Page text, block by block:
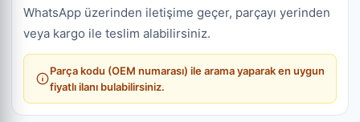
WhatsApp üzerinden iletişime geçer, parçayı yerinden
veya kargo ile teslim alabilirsiniz.
Parça kodu (OEM numarası) ile arama yaparak en uygun
fiyatlı ilanı bulabilirsiniz.